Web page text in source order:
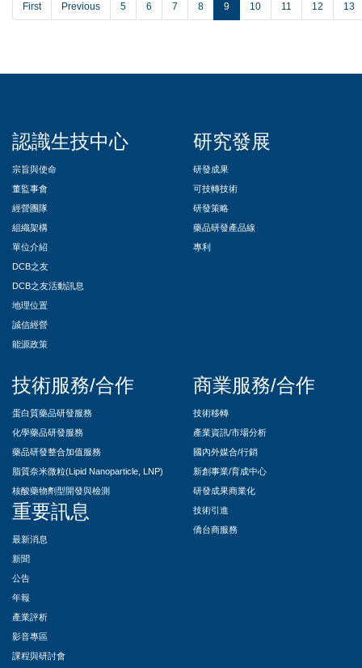
First Previous 5 6 7 8 9 10 11 12 13
認識生技中心
宗旨與使命
董監事會
經營團隊
組織架構
單位介紹
DCB之友
DCB之友活動訊息
地理位置
誠信經營
能源政策
研究發展
研發成果
可技轉技術
研發策略
藥品研發產品線
專利
技術服務/合作
蛋白質藥品研發服務
化學藥品研發服務
藥品研發整合加值服務
脂質奈米微粒(Lipid Nanoparticle, LNP)
核酸藥物劑型開發與檢測
重要訊息
最新消息
新聞
公告
年報
產業評析
影音專區
課程與研討會
商業服務/合作
技術移轉
產業資訊/市場分析
國內外媒合/行銷
新創事業/育成中心
研發成果商業化
技術引進
僑台商服務